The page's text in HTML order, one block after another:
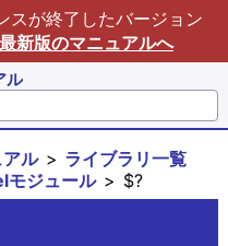
スが終了したバージョン
最新版のマニュアルへ
ル
ル
ライブラリ一覧
モジュール $?